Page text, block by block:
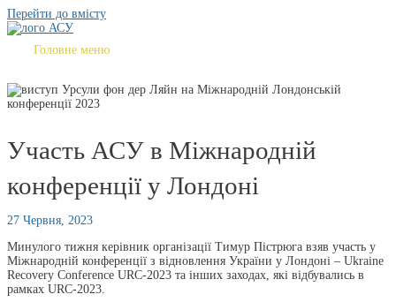
Перейти до вмісту
Головне меню
Участь АСУ в Міжнародній
конференції у Лондоні
27 Червня, 2023
Минулого тижня керівник організації Тимур Пістрюга взяв участь у
Міжнародній конференції з відновлення України у Лондоні – Ukraine
Recovery Conference URC-2023 та інших заходах, які відбувались в
рамках URC-2023.